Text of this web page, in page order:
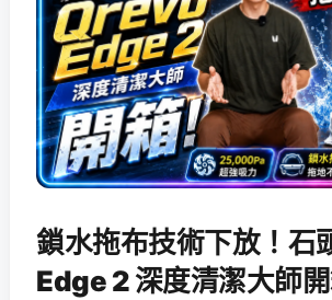
鎖水拖布技術下放！石
Edge 2 深度清潔大師